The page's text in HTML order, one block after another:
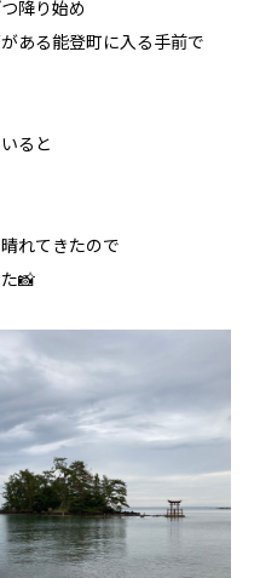
降り始め
ある能登町に入る手前で
ると
れてきたので
📸